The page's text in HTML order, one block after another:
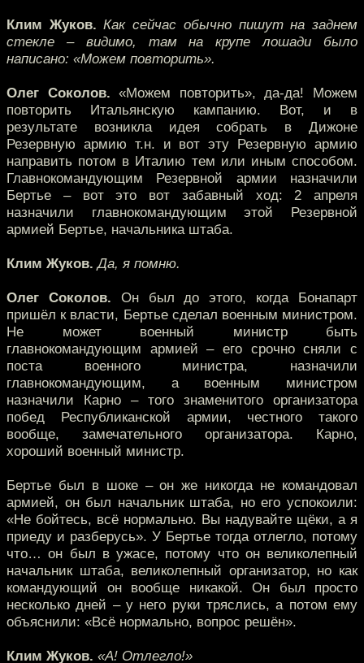
Клим Жуков. Как сейчас обычно пишут на заднем
стекле – видимо, там на крупе лошади было
написано: «Можем повторить».
Олег Соколов. «Можем повторить», да-да! Можем
повторить Итальянскую кампанию. Вот, и в
результате возникла идея собрать в Дижоне
Резервную армию т.н. и вот эту Резервную армию
направить потом в Италию тем или иным способом.
Главнокомандующим Резервной армии назначили
Бертье – вот это вот забавный ход: 2 апреля
назначили главнокомандующим этой Резервной
армией Бертье, начальника штаба.
Клим Жуков. Да, я помню.
Олег Соколов. Он был до этого, когда Бонапарт
пришёл к власти, Бертье сделал военным министром.
Не может военный министр быть
главнокомандующим армией – его срочно сняли с
поста военного министра, назначили
главнокомандующим, а военным министром
назначили Карно – того знаменитого организатора
побед Республиканской армии, честного такого
вообще, замечательного организатора. Карно,
хороший военный министр.
Бертье был в шоке – он же никогда не командовал
армией, он был начальник штаба, но его успокоили:
«Не бойтесь, всё нормально. Вы надувайте щёки, а я
приеду и разберусь». У Бертье тогда отлегло, потому
что… он был в ужасе, потому что он великолепный
начальник штаба, великолепный организатор, но как
командующий он вообще никакой. Он был просто
несколько дней – у него руки тряслись, а потом ему
объяснили: «Всё нормально, вопрос решён».
Клим Жуков. «А! Отлегло!»